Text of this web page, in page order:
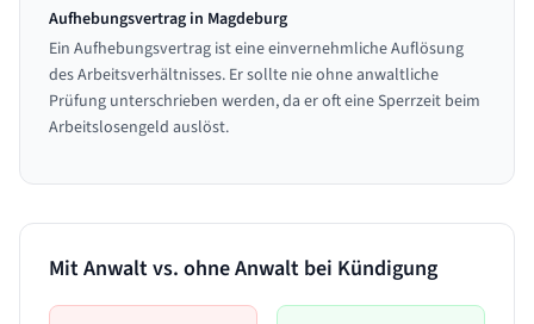
Aufhebungsvertrag in Magdeburg
Ein Aufhebungsvertrag ist eine einvernehmliche Auflösung
des Arbeitsverhältnisses. Er sollte nie ohne anwaltliche
Prüfung unterschrieben werden, da er oft eine Sperrzeit beim
Arbeitslosengeld auslöst.
Mit Anwalt vs. ohne Anwalt bei Kündigung